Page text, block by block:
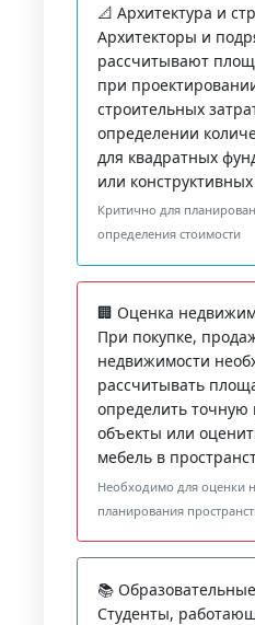
📐 Архитектура и
Архитекторы и
рассчитывают
при
строительных
определении
для квадратных
или
Критично для
определения стоимости
🏢 Оценка
При покупке,
недвижимости
рассчитывать
определить точную
объекты или
мебель в
Необходимо для оценки
планирования
📚
Студенты,